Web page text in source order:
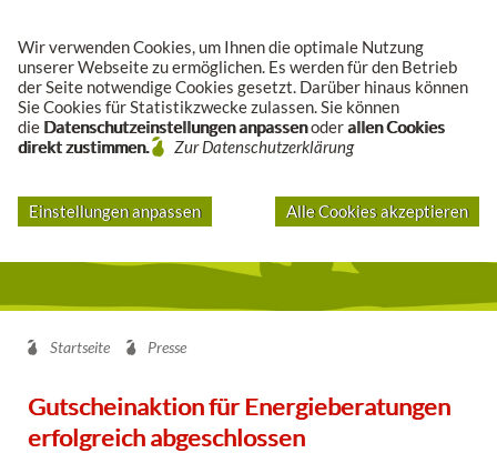
Wir verwenden Cookies, um Ihnen die optimale Nutzung
unserer Webseite zu ermöglichen. Es werden für den Betrieb
der Seite notwendige Cookies gesetzt. Darüber hinaus können
Sie Cookies für Statistikzwecke zulassen. Sie können
die Datenschutzeinstellungen anpassenoderallen Cookies
direkt zustimmen.
Zur Datenschutzerklärung
Einstellungen anpassen Alle Cookies akzeptieren
Startseite Presse
Gutscheinaktion für Energieberatungen
erfolgreich abgeschlossen